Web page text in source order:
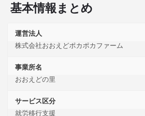
基本情報まとめ
運営法人
株式会社おおえどポカポカファーム
事業所名
おおえどの里
サービス区分
就労移行支援